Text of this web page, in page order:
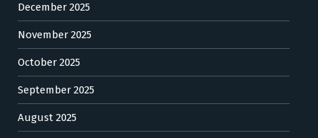
December 2025
November 2025
October 2025
September 2025
August 2025